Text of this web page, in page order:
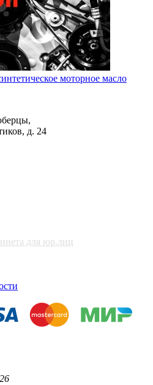
моторное масло
д. 24
для юр.лиц